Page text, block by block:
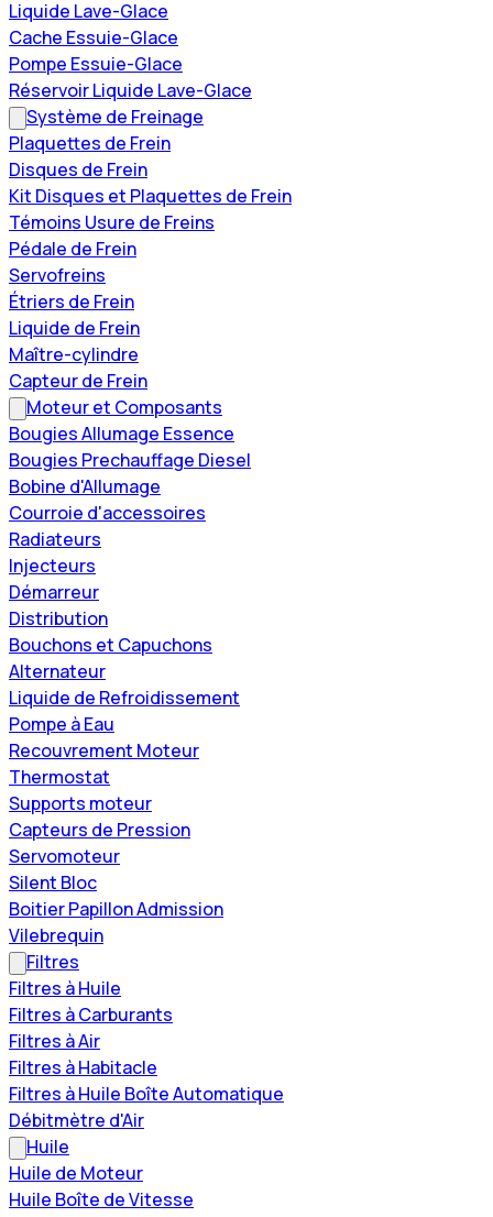
Liquide Lave-Glace
Cache Essuie-Glace
Pompe Essuie-Glace
Réservoir Liquide Lave-Glace
Système de Freinage
Plaquettes de Frein
Disques de Frein
Kit Disques et Plaquettes de Frein
Témoins Usure de Freins
Pédale de Frein
Servofreins
Étriers de Frein
Liquide de Frein
Maître-cylindre
Capteur de Frein
Moteur et Composants
Bougies Allumage Essence
Bougies Prechauffage Diesel
Bobine d'Allumage
Courroie d'accessoires
Radiateurs
Injecteurs
Démarreur
Distribution
Bouchons et Capuchons
Alternateur
Liquide de Refroidissement
Pompe à Eau
Recouvrement Moteur
Thermostat
Supports moteur
Capteurs de Pression
Servomoteur
Silent Bloc
Boitier Papillon Admission
Vilebrequin
Filtres
Filtres à Huile
Filtres à Carburants
Filtres à Air
Filtres à Habitacle
Filtres à Huile Boîte Automatique
Débitmètre d'Air
Huile
Huile de Moteur
Huile Boîte de Vitesse